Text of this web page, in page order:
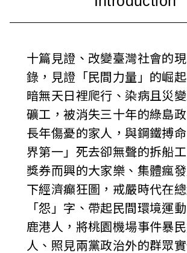
十篇見證、改變臺灣社會的
錄，見證「民間力量」的崛起
暗無天日裡爬行、染病且災
礦工，被消失三十年的綠島
長年傷憂的家人，與鋼鐵搏
界第一」死去卻無聲的拆船
獎券而興的大家樂、集體瘋
下經濟癲狂圖，戒嚴時代在
「怨」字、帶起民間環境運
鹿港人，將桃園機場事件暴
人、照見兩黨政治外的群眾